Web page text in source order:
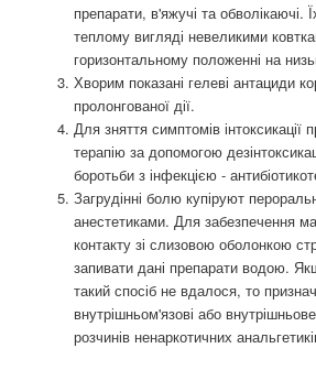
препарати, в'яжучі та обволікаючі.
теплому вигляді невеликими
горизонтальному положенні на
Хворим показані гелеві антациди
пролонгованої дії.
Для зняття симптомів інтоксикації
терапію за допомогою
боротьби з інфекцією -
Загрудінні болю купіруют
анестетиками. Для забезпечення
контакту зі слизовою оболонкою
запивати дані препарати водою.
такий спосіб не вдалося, то
внутрішньом'язові або
розчинів ненаркотичних